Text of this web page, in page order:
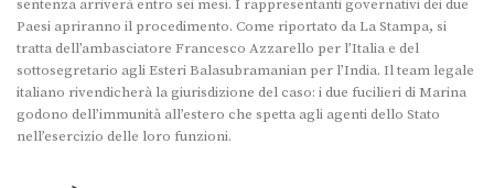
sentenza arriverà entro sei mesi. I rappresentanti governativi dei due
Paesi apriranno il procedimento. Come riportato da La Stampa, si
tratta dell’ambasciatore Francesco Azzarello per l’Italia e del
sottosegretario agli Esteri Balasubramanian per l’India. Il team legale
italiano rivendicherà la giurisdizione del caso: i due fucilieri di Marina
godono dell’immunità all’estero che spetta agli agenti dello Stato
nell’esercizio delle loro funzioni.